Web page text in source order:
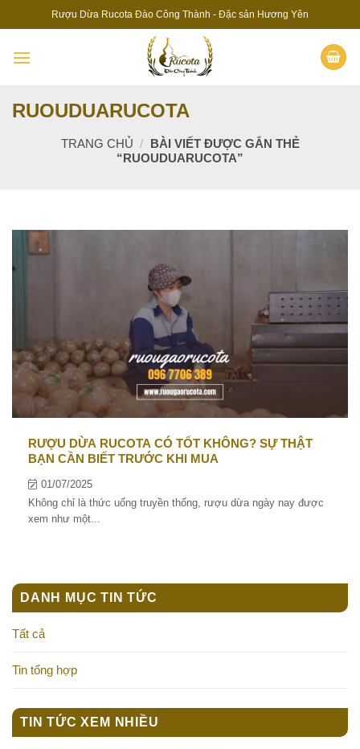
to
content
Rượu Dừa Rucota Đào Công Thành - Đặc sản Hương Yên
RUOUDUARUCOTA
TRANG CHỦ / BÀI VIẾT ĐƯỢC GẮN THẺ
“RUOUDUARUCOTA”
RƯỢU DỪA RUCOTA CÓ TỐT KHÔNG? SỰ THẬT
BẠN CẦN BIẾT TRƯỚC KHI MUA
Không chỉ là thức uống truyền thống, rượu dừa ngày nay được
xem như một...
01/07/2025
DANH MỤC TIN TỨC
Tất cả
Tin tổng hợp
TIN TỨC XEM NHIỀU